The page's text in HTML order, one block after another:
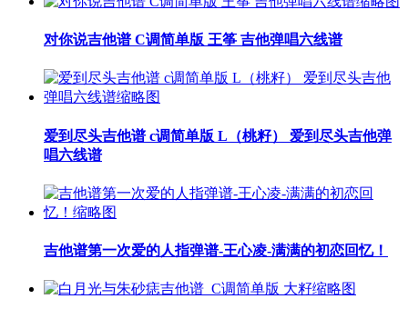
对你说吉他谱 C调简单版 王筝 吉他弹唱六线谱
爱到尽头吉他谱 c调简单版 L（桃籽） 爱到尽头吉他弹
唱六线谱
吉他谱第一次爱的人指弹谱-王心凌-满满的初恋回忆！